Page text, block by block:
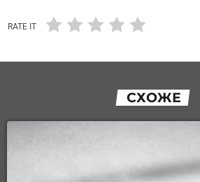
RATE IT
СХОЖЕ